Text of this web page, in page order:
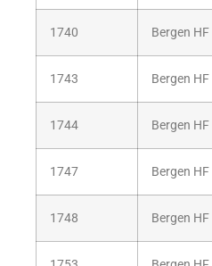
1740 Bergen HF
1743 Bergen HF
1744 Bergen HF
1747 Bergen HF
1748 Bergen HF